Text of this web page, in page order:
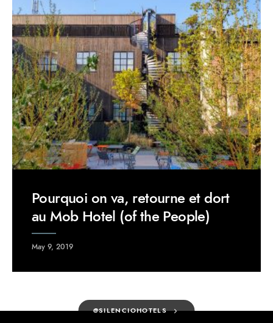
Pourquoi on va, retourne et dort
au Mob Hotel (of the People)
May 9, 2019
@SILENCIOHOTELS